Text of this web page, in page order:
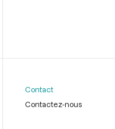
Contact
Contactez-nous